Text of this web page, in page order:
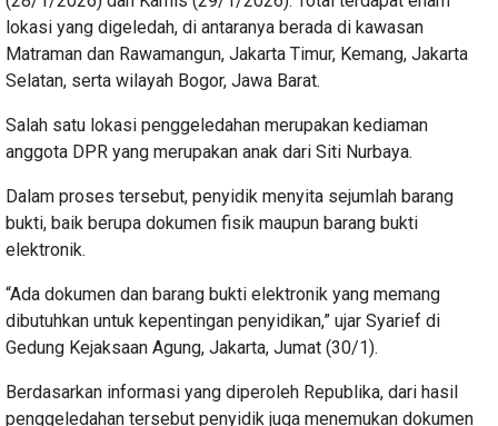
lokasi yang digeledah, di antaranya berada di kawasan
Matraman dan Rawamangun, Jakarta Timur, Kemang, Jakarta
Selatan, serta wilayah Bogor, Jawa Barat.
Salah satu lokasi penggeledahan merupakan kediaman
anggota DPR yang merupakan anak dari Siti Nurbaya.
Dalam proses tersebut, penyidik menyita sejumlah barang
bukti, baik berupa dokumen fisik maupun barang bukti
elektronik.
“Ada dokumen dan barang bukti elektronik yang memang
dibutuhkan untuk kepentingan penyidikan,” ujar Syarief di
Gedung Kejaksaan Agung, Jakarta, Jumat (30/1).
Berdasarkan informasi yang diperoleh Republika, dari hasil
penggeledahan tersebut penyidik juga menemukan dokumen